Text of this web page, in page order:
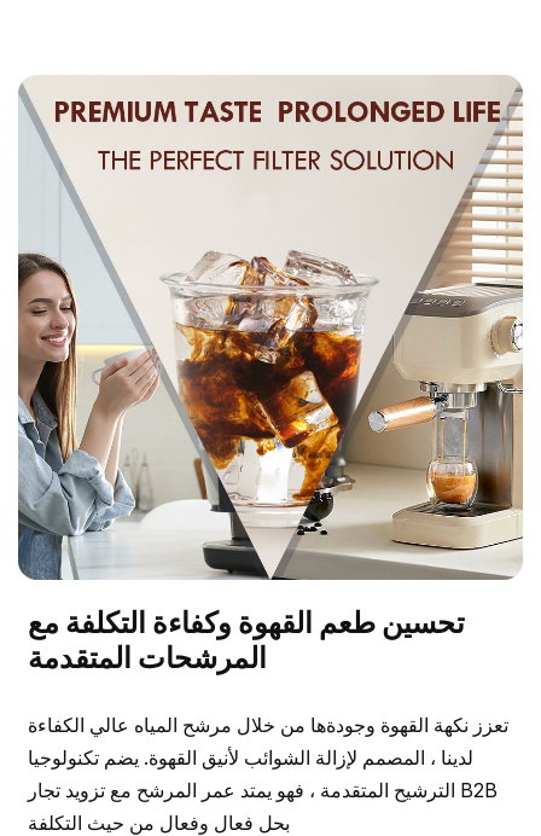
تحسين طعم القهوة وكفاءة التكلفة مع
المرشحات المتقدمة
تعزز نكهة القهوة وجودةها من خلال مرشح المياه عالي الكفاءة
لدينا ، المصمم لإزالة الشوائب لأنيق القهوة. يضم تكنولوجيا
الترشيح المتقدمة ، فهو يمتد عمر المرشح مع تزويد تجار B2B
بحل فعال وفعال من حيث التكلفة